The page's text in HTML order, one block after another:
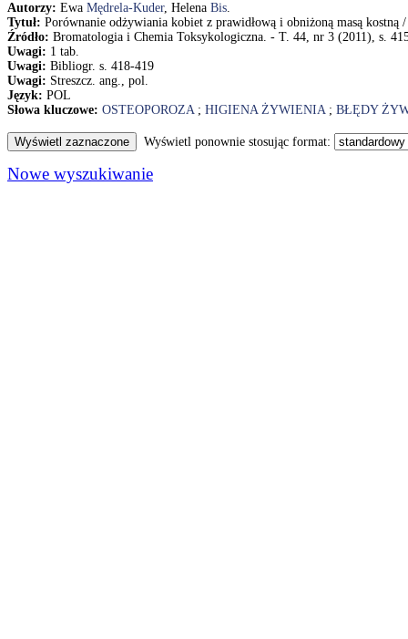
Autorzy: Ewa Mędrela-Kuder, Helena Bis.
Tytuł: Porównanie odżywiania kobiet z prawidłową i obniżoną masą kostną
Źródło: Bromatologia i Chemia Toksykologiczna. - T. 44, nr 3 (2011), s.
Uwagi: 1 tab.
Uwagi: Bibliogr. s. 418-419
Uwagi: Streszcz. ang., pol.
Język: POL
Słowa kluczowe: OSTEOPOROZA; HIGIENA ŻYWIENIA; BŁĘDY
Wyświetl ponownie stosując format:
Nowe wyszukiwanie